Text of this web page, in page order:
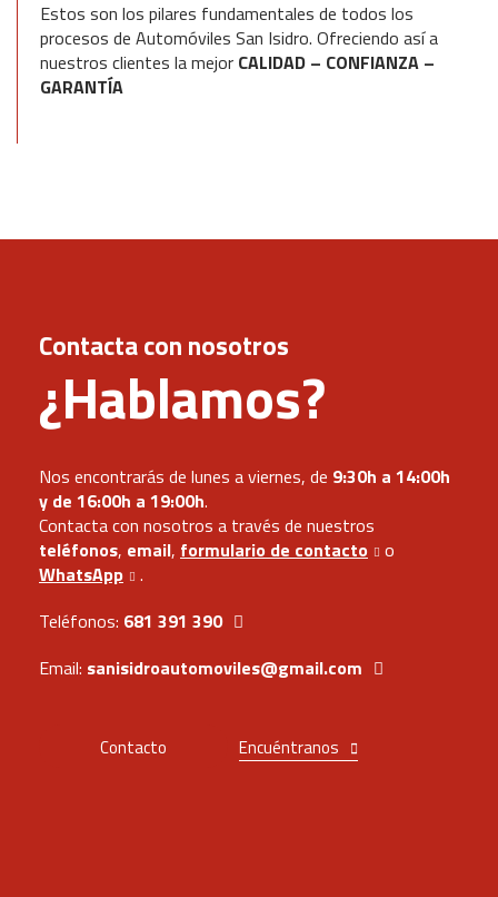
Estos son los pilares fundamentales de todos los
procesos de Automóviles San Isidro. Ofreciendo así a
nuestros clientes la mejor CALIDAD – CONFIANZA –
GARANTÍA
Contacta con nosotros
¿Hablamos?
Nos encontrarás de lunes a viernes, de 9:30h a 14:00h
y de 16:00h a 19:00h.
Contacta con nosotros a través de nuestros
teléfonos, email, formulario de contacto
o
WhatsApp
.
Teléfonos: 681 391 390
Email: sanisidroautomoviles@gmail.com
Contacto Encuéntranos